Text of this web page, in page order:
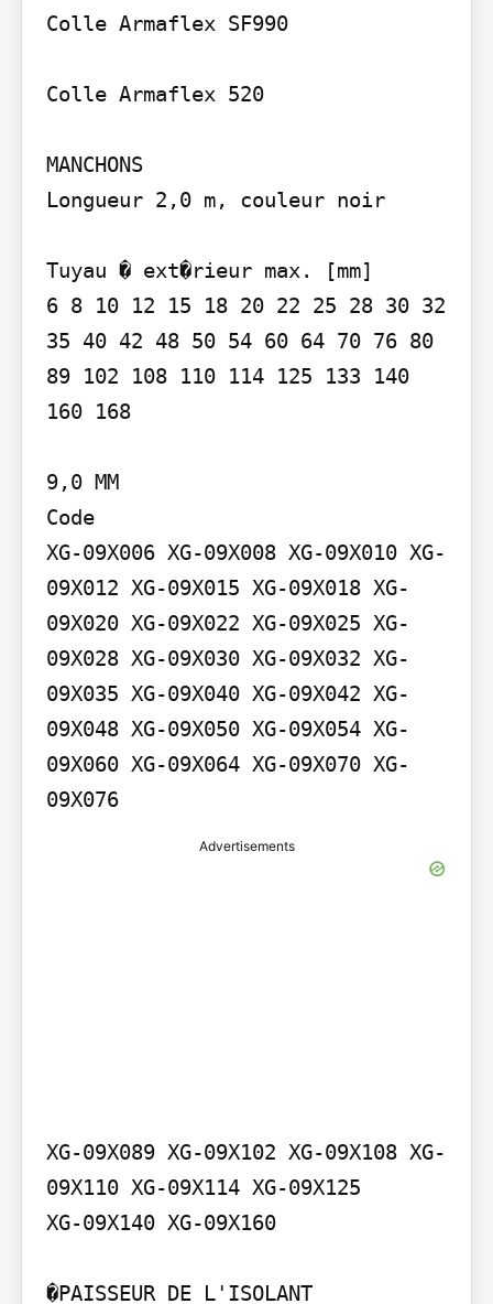
Colle Armaflex SF990
Colle Armaflex 520
MANCHONS
Longueur 2,0 m, couleur noir
Tuyau � ext�rieur max. [mm]
6 8 10 12 15 18 20 22 25 28 30 32
35 40 42 48 50 54 60 64 70 76 80
89 102 108 110 114 125 133 140
160 168
9,0 MM
Code
XG-09X006 XG-09X008 XG-09X010 XG-
09X012 XG-09X015 XG-09X018 XG-
09X020 XG-09X022 XG-09X025 XG-
09X028 XG-09X030 XG-09X032 XG-
09X035 XG-09X040 XG-09X042 XG-
09X048 XG-09X050 XG-09X054 XG-
09X060 XG-09X064 XG-09X070 XG-
09X076
Advertisements
XG-09X089 XG-09X102 XG-09X108 XG-
09X110 XG-09X114 XG-09X125
XG-09X140 XG-09X160
�PAISSEUR DE L'ISOLANT